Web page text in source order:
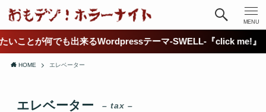
MENU
ことが何でも出来るWordpressテーマ-SWELL-『click me!』
HOME エレベーター
エレベーター – tax –